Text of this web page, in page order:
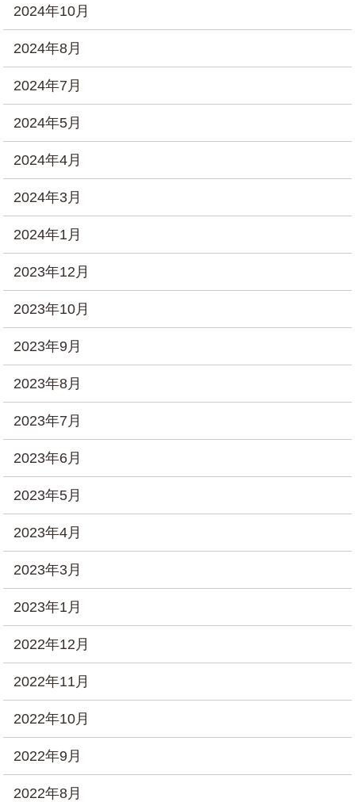
2024年10月
2024年8月
2024年7月
2024年5月
2024年4月
2024年3月
2024年1月
2023年12月
2023年10月
2023年9月
2023年8月
2023年7月
2023年6月
2023年5月
2023年4月
2023年3月
2023年1月
2022年12月
2022年11月
2022年10月
2022年9月
2022年8月